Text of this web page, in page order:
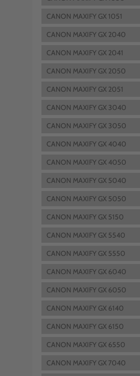
CANON MAXIFY GX 1051
CANON MAXIFY GX 2040
CANON MAXIFY GX 2041
CANON MAXIFY GX 2050
CANON MAXIFY GX 2051
CANON MAXIFY GX 3040
CANON MAXIFY GX 3050
CANON MAXIFY GX 4040
CANON MAXIFY GX 4050
CANON MAXIFY GX 5040
CANON MAXIFY GX 5050
CANON MAXIFY GX 5150
CANON MAXIFY GX 5540
CANON MAXIFY GX 5550
CANON MAXIFY GX 6040
CANON MAXIFY GX 6050
CANON MAXIFY GX 6140
CANON MAXIFY GX 6150
CANON MAXIFY GX 6550
CANON MAXIFY GX 7040